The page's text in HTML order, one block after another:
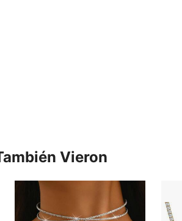
Vieron